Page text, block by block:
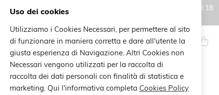
Gli ordini effettuati durante il periodo di chiusura estiva, dal 6 al 18
agosto, saranno processati e spediti a partire dal 19 agosto.
Salta
al
contenuto
Search
CUSTOMER LOGIN
Uso dei cookies
Utilizziamo i Cookies Necessari, per permettere al sito
di funzionare in maniera corretta e dare all'utente la
giusta esperienza di Navigazione. Altri Cookies non
Necessari vengono utilizzati per la raccolta di
raccolta dei dati personali con finalità di statistica e
marketing. Qui l'informativa completa Cookies Policy